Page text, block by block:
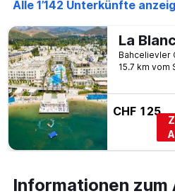
Alle 1’142 Unterkünfte
15.7 km vom
CHF 125
Informationen zum